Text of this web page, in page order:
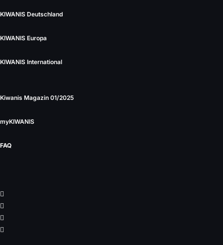
KIWANIS Deutschland
KIWANIS Europa
KIWANIS International
Kiwanis Magazin 01/2025
myKIWANIS
FAQ